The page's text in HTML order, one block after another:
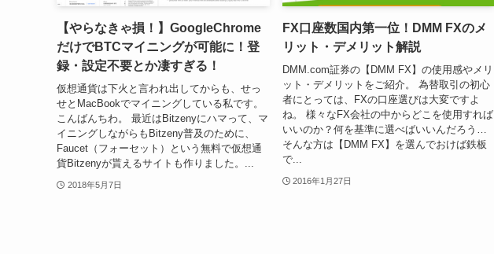
【やらなきゃ損！】GoogleChrome
だけでBTCマイニングが可能に！登
録・設定不要とか凄すぎる！
仮想通貨は下火と言われ出してからも、せっ
せとMacBookでマイニングしている私です。
こんばんちわ。 最近はBitzenyにハマって、マ
イニングしながらもBitzeny普及のために、
Faucet（フォーセット）という無料で仮想通
貨Bitzenyが貰えるサイトも作りました。...
2018年5月7日
FX口座数国内第一位！DMM FXのメ
リット・デメリット解説
DMM.com証券の【DMM FX】の使用感やメリ
ット・デメリットをご紹介。 為替取引の初心
者にとっては、FXの口座選びは大変ですよ
ね。 様々なFX会社の中からどこを使用すれば
いいのか？何を基準に選べばいいんだろう…
そんな方は【DMM FX】を選んでおけば鉄板
で...
2016年1月27日